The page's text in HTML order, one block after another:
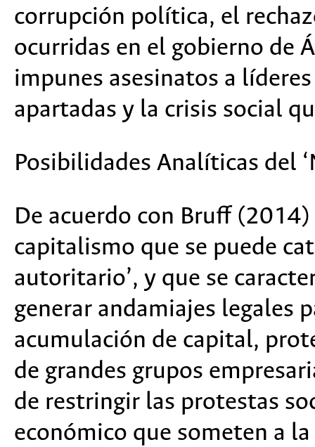
corrupción política, el
ocurridas en el gobierno de
impunes asesinatos a
apartadas y la crisis social
Posibilidades Analíticas del
De acuerdo con Bruff
capitalismo que se puede
autoritario’, y que se
generar andamiajes legales
acumulación de capital,
de grandes grupos
de restringir las protestas
económico que someten a